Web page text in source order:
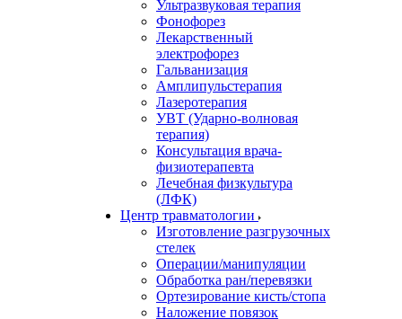
Ультразвуковая терапия
Фонофорез
Лекарственный
электрофорез
Гальванизация
Амплипульстерапия
Лазеротерапия
УВТ (Ударно-волновая
терапия)
Консультация врача-
физиотерапевта
Лечебная физкультура
(ЛФК)
Центр травматологии
Изготовление разгрузочных
стелек
Операции/манипуляции
Обработка ран/перевязки
Ортезирование кисть/стопа
Наложение повязок